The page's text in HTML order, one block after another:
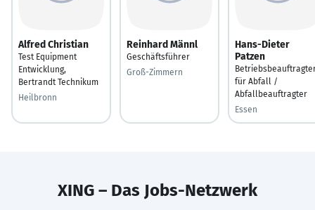
Alfred Christian
Test Equipment
Entwicklung,
Bertrandt Technikum
Heilbronn
Reinhard Männl
Geschäftsführer
Groß-Zimmern
Hans-Dieter
Patzen
für Abfall /
Abfallbeauftragter
Essen
XING – Das Jobs-Netzwerk